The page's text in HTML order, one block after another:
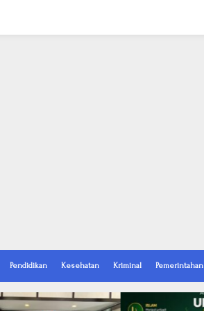
Pendidikan Kesehatan Kriminal Pemerintahan